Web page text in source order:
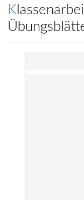
Klassenarbeiten und